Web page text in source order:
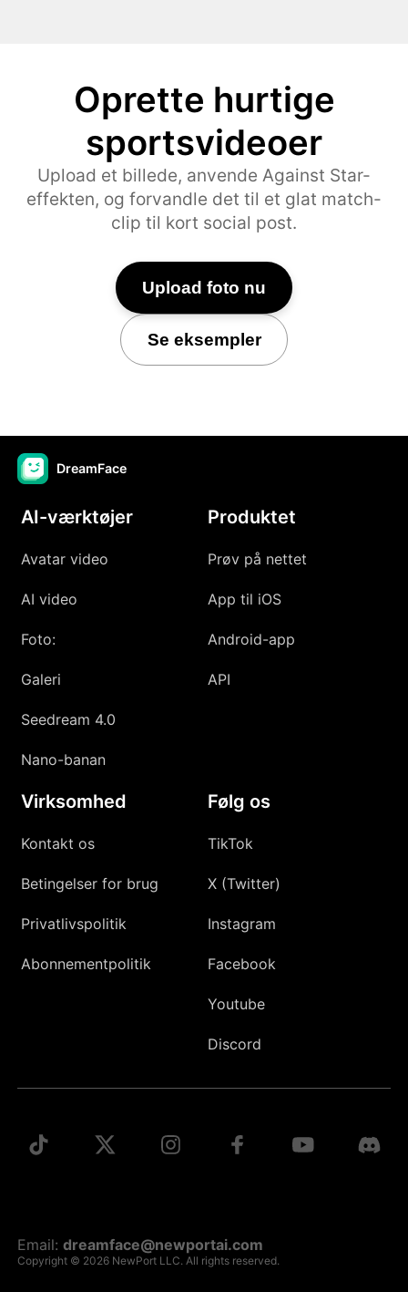
Oprette hurtige
sportsvideoer
Upload et billede, anvende Against Star-
effekten, og forvandle det til et glat match-
clip til kort social post.
Upload foto nu
Se eksempler
DreamFace
AI-værktøjer
Avatar video
AI video
Foto:
Galeri
Seedream 4.0
Nano-banan
Produktet
Prøv på nettet
App til iOS
Android-app
API
Virksomhed
Kontakt os
Betingelser for brug
Privatlivspolitik
Abonnementpolitik
Følg os
TikTok
X (Twitter)
Instagram
Facebook
Youtube
Discord
Email:dreamface@newportai.com
Copyright © 2026 NewPort LLC. All rights reserved.